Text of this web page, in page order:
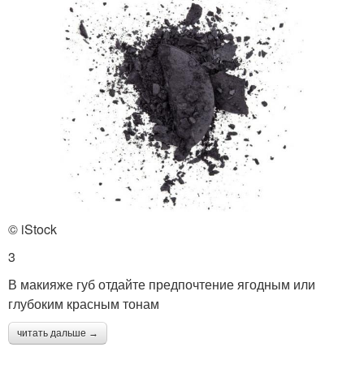
© iStock
3
В макияже губ отдайте предпочтение ягодным или
глубоким красным тонам
читать дальше →